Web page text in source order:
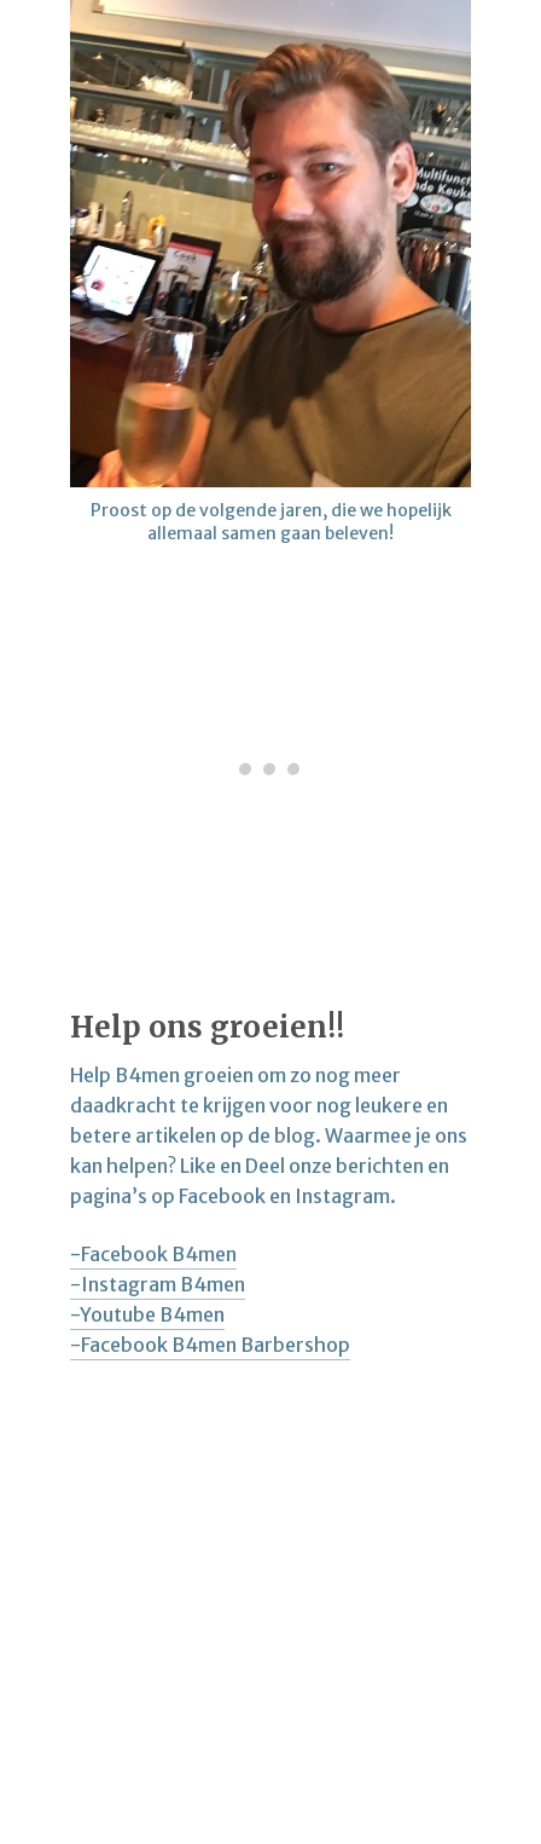
Proost op de volgende jaren, die we hopelijk
allemaal samen gaan beleven!
Help ons groeien!!
Help B4men groeien om zo nog meer
daadkracht te krijgen voor nog leukere en
betere artikelen op de blog. Waarmee je ons
kan helpen? Like en Deel onze berichten en
pagina’s op Facebook en Instagram.
-Facebook B4men
-Instagram B4men
-Youtube B4men
-Facebook B4men Barbershop